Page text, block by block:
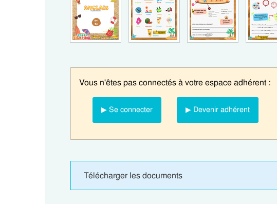
Vous n'êtes pas connectés à votre espace adhérent :
▶ Se connecter ▶ Devenir adhérent
Télécharger les documents